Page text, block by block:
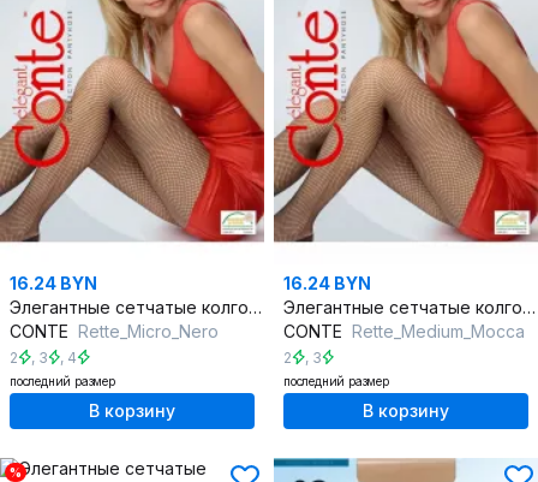
16.24 BYN
Элегантные сетчатые колготки, подчеркнут красоту ног, круглый год
CONTE Rette_Micro_Nero
2 , 3 , 4
последний размер
В корзину
16.24 BYN
Элегантные сетчатые колготки, подчеркнут красоту ног, круглый год
CONTE Rette_Medium_Mocca
2 , 3
последний размер
В корзину
%